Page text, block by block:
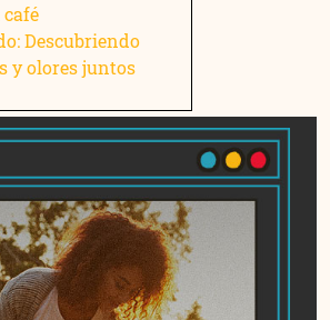
Descubriendo
y olores juntos